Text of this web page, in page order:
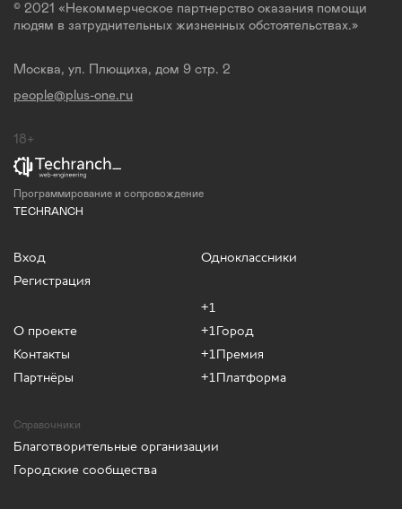
© 2021 «Некоммерческое партнерство оказания помощи
людям в затруднительных жизненных обстоятельствах.»
Москва, ул. Плющиха, дом 9 стр. 2
people@plus-one.ru
18+
Программирование и сопровождение
TECHRANCH
Вход
Регистрация
О проекте
Контакты
Партнёры
Одноклассники
+1
+1Город
+1Премия
+1Платформа
Справочники
Благотворительные организации
Городские сообщества